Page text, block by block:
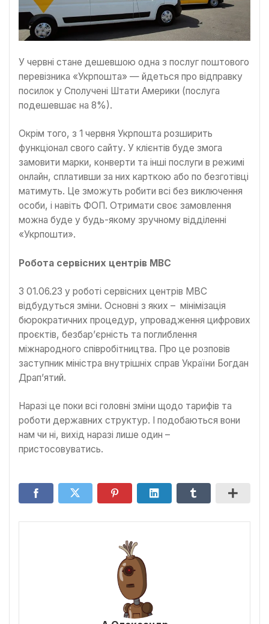
У червні стане дешевшою одна з послуг поштового
перевізника «Укрпошта» — йдеться про відправку
посилок у Сполучені Штати Америки (послуга
подешевшає на 8%).
Окрім того, з 1 червня Укрпошта розширить
функціонал свого сайту. У клієнтів буде змога
замовити марки, конверти та інші послуги в режимі
онлайн, сплативши за них карткою або по безготівці
матимуть. Це зможуть робити всі без виключення
особи, і навіть ФОП. Отримати своє замовлення
можна буде у будь-якому зручному відділенні
«Укрпошти».
Робота сервісних центрів МВС
З 01.06.23 у роботі сервісних центрів МВС
відбудуться зміни. Основні з яких – мінімізація
бюрократичних процедур, упровадження цифрових
проєктів, безбар’єрність та поглиблення
міжнародного співробітництва. Про це розповів
заступник міністра внутрішніх справ України Богдан
Драп’ятий.
Наразі це поки всі головні зміни щодо тарифів та
роботи державних структур. І подобаються вони
нам чи ні, вихід наразі лише один –
пристосовуватись.